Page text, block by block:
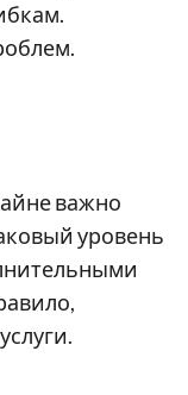
важно
уровень